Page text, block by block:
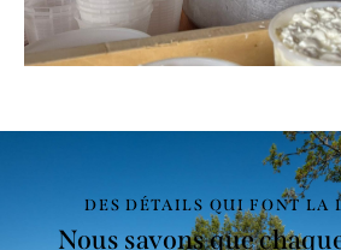
DES DÉTAILS QUI FONT LA
Nous savons que